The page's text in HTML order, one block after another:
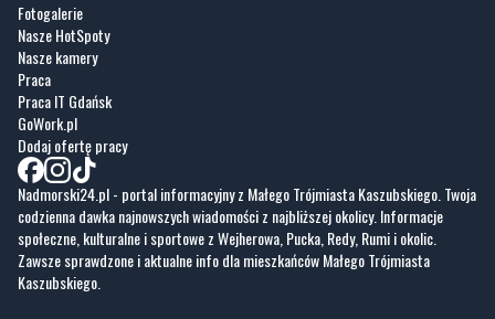
Fotogalerie
Nasze HotSpoty
Nasze kamery
Praca
Praca IT Gdańsk
GoWork.pl
Dodaj ofertę pracy
Nadmorski24.pl - portal informacyjny z Małego Trójmiasta Kaszubskiego. Twoja
codzienna dawka najnowszych wiadomości z najbliższej okolicy. Informacje
społeczne, kulturalne i sportowe z Wejherowa, Pucka, Redy, Rumi i okolic.
Zawsze sprawdzone i aktualne info dla mieszkańców Małego Trójmiasta
Kaszubskiego.